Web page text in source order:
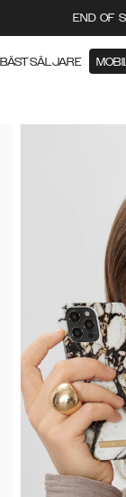
END OF
BÄSTSÄLJARE